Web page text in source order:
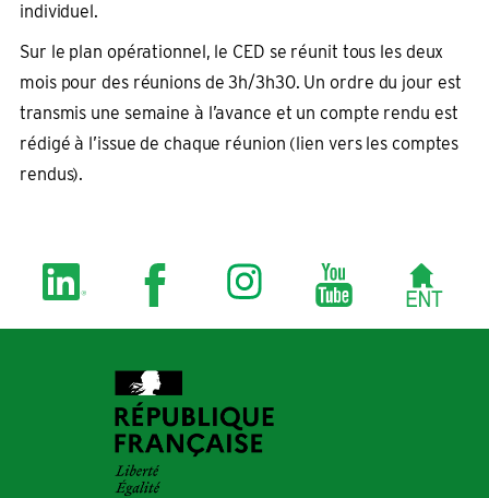
individuel.
Sur le plan opérationnel, le CED se réunit tous les deux
mois pour des réunions de 3h/3h30. Un ordre du jour est
transmis une semaine à l’avance et un compte rendu est
rédigé à l’issue de chaque réunion (lien vers les comptes
rendus).